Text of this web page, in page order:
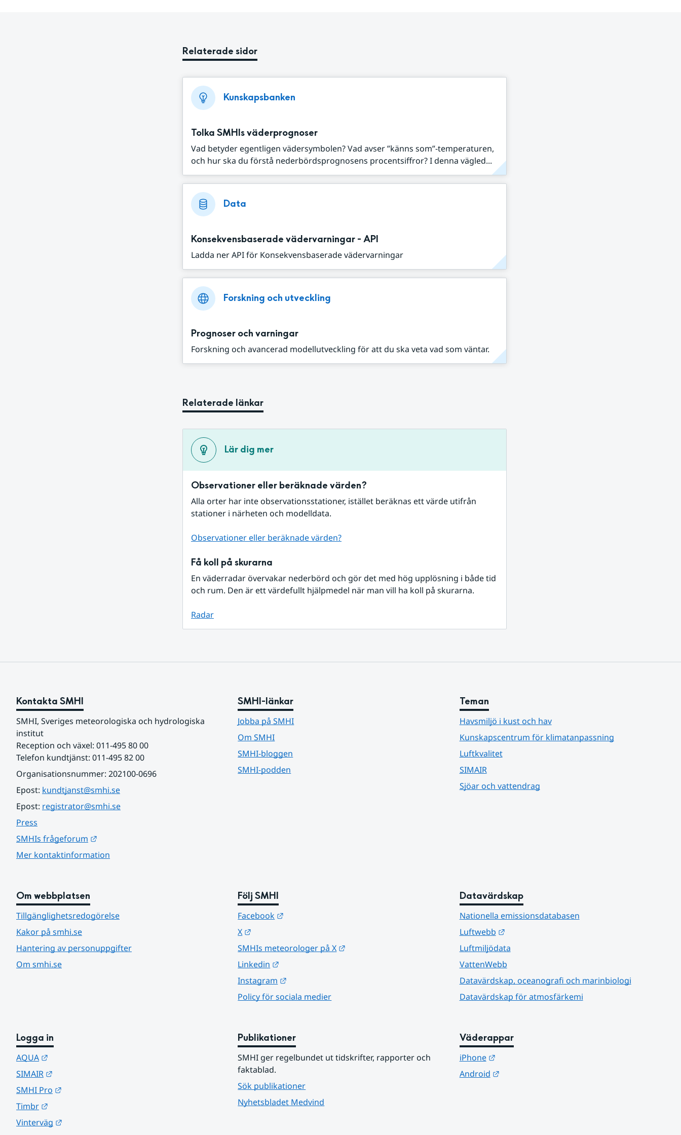
Relaterade sidor
Kunskapsbanken
Tolka SMHIs väderprognoser
Vad betyder egentligen vädersymbolen? Vad avser ”känns som”-temperaturen,
och hur ska du förstå nederbördsprognosens procentsiffror? I denna vägled...
Data
Konsekvensbaserade vädervarningar - API
Ladda ner API för Konsekvensbaserade vädervarningar
Forskning och utveckling
Prognoser och varningar
Forskning och avancerad modellutveckling för att du ska veta vad som väntar.
Relaterade länkar
Lär dig mer
Observationer eller beräknade värden?
Alla orter har inte observationsstationer, istället beräknas ett värde utifrån
stationer i närheten och modelldata.
Observationer eller beräknade värden?
Få koll på skurarna
En väderradar övervakar nederbörd och gör det med hög upplösning i både tid
och rum. Den är ett värdefullt hjälpmedel när man vill ha koll på skurarna.
Radar
Kontakta SMHI
SMHI, Sveriges meteorologiska och hydrologiska
institut
Reception och växel: 011-495 80 00
Telefon kundtjänst: 011-495 82 00
Organisationsnummer: 202100-0696
Epost: kundtjanst@smhi.se
Epost: registrator@smhi.se
Press
SMHIs frågeforum
Mer kontaktinformation
SMHI-länkar
Jobba på SMHI
Om SMHI
SMHI-bloggen
SMHI-podden
Teman
Havsmiljö i kust och hav
Kunskapscentrum för klimatanpassning
Luftkvalitet
SIMAIR
Sjöar och vattendrag
Om webbplatsen
Tillgänglighetsredogörelse
Kakor på smhi.se
Hantering av personuppgifter
Om smhi.se
Följ SMHI
Facebook
X
SMHIs meteorologer på X
Linkedin
Instagram
Policy för sociala medier
Datavärdskap
Nationella emissionsdatabasen
Luftwebb
Länk till annan webbplats.
Luftmiljödata
VattenWebb
Datavärdskap, oceanografi och marinbiologi
Datavärdskap för atmosfärkemi
Logga in
AQUA
SIMAIR
SMHI Pro
Timbr
Vinterväg
Publikationer
SMHI ger regelbundet ut tidskrifter, rapporter och
faktablad.
Sök publikationer
Nyhetsbladet Medvind
Väderappar
iPhone
Länk till annan webbplats.
Android
Länk till annan webbplats.